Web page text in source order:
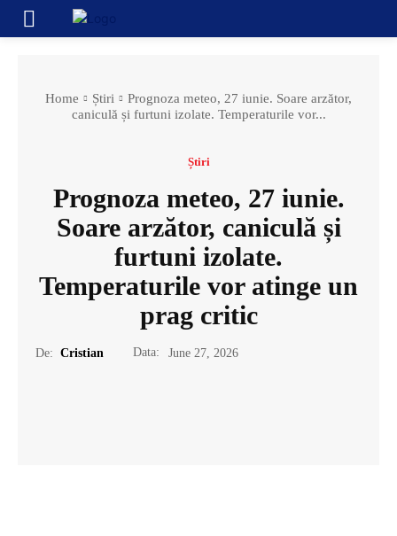
Home Știri
Prognoza meteo, 27 iunie. Soare arzător,
caniculă și furtuni izolate. Temperaturile vor...
Știri
Prognoza meteo, 27 iunie.
Soare arzător, caniculă și
furtuni izolate.
Temperaturile vor atinge un
prag critic
De: Cristian Data: June 27, 2026